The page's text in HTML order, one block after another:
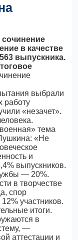
сочинение
в качестве
выпускника.
выбрали
работу
«незачет».
тема
«Не
и
выпускников.
— 20%.
в творчестве
спор
участников.
итоги.
в
—
аттестации и